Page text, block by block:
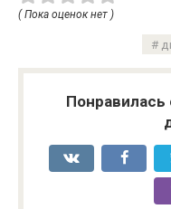
( Пока оценок нет )
Понравилась